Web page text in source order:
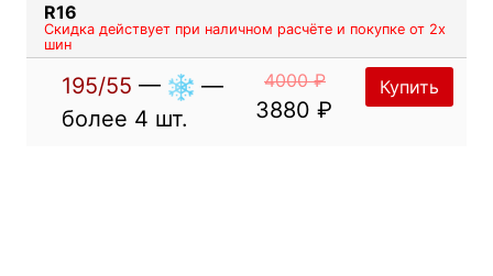
R16
Скидка действует при наличном расчёте и покупке от 2х
шин
195/55 —
—
более 4 шт.
4000 ₽
3880 ₽
Купить